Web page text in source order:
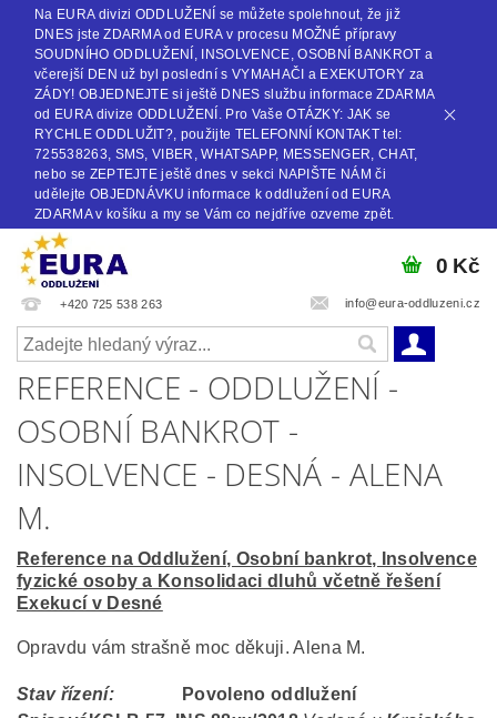
Na EURA divizi ODDLUŽENÍ se můžete spolehnout, že již
DNES jste ZDARMA od EURA v procesu MOŽNÉ přípravy
SOUDNÍHO ODDLUŽENÍ, INSOLVENCE, OSOBNÍ BANKROT a
včerejší DEN už byl poslední s VYMAHAČI a EXEKUTORY za
ZÁDY! OBJEDNEJTE si ještě DNES službu informace ZDARMA
od EURA divize ODDLUŽENÍ. Pro Vaše OTÁZKY: JAK se
RYCHLE ODDLUŽIT?, použijte TELEFONNÍ KONTAKT tel:
725538263, SMS, VIBER, WHATSAPP, MESSENGER, CHAT,
nebo se ZEPTEJTE ještě dnes v sekci NAPIŠTE NÁM či
udělejte OBJEDNÁVKU informace k oddlužení od EURA
ZDARMA v košíku a my se Vám co nejdříve ozveme zpět.
+420 725 538 263 info@eura-oddluzeni.cz
0 Kč
REFERENCE - ODDLUŽENÍ -
OSOBNÍ BANKROT -
INSOLVENCE - DESNÁ - ALENA
M.
Reference na Oddlužení, Osobní bankrot, Insolvence
fyzické osoby a Konsolidaci dluhů včetně řešení
Exekucí v Desné
Opravdu vám strašně moc děkuji. Alena M.
Stav řízení:
Povoleno oddlužení